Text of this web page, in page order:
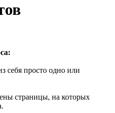
себя просто одно или
страницы, на которых